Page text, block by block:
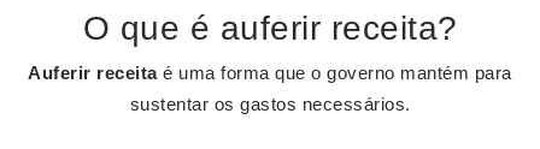
O que é auferir receita?
Auferir receitaé uma forma que o governo mantém para
sustentar os gastos necessários.